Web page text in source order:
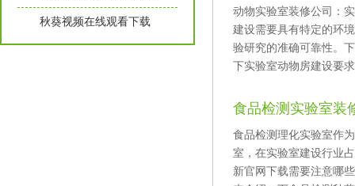
秋葵视频在线观看下载
动物实验室装修公司：
建设需要具有特定的环
验研究的准确可靠性
下实验室动物房建设要
食品检测实验室装
食品检测理化实验室作
室，在实验室建设行
新官网下载需要注意哪些